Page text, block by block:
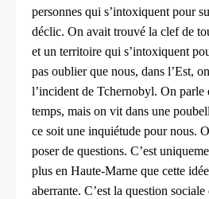
personnes qui s’intoxiquent pour
déclic. On avait trouvé la clef de
et un territoire qui s’intoxiquent
pas oublier que nous, dans l’Est,
l’incident de Tchernobyl. On
temps, mais on vit dans une
ce soit une inquiétude pour nous.
poser de questions. C’est
plus en Haute‑Marne que cette
aberrante. C’est la question sociale